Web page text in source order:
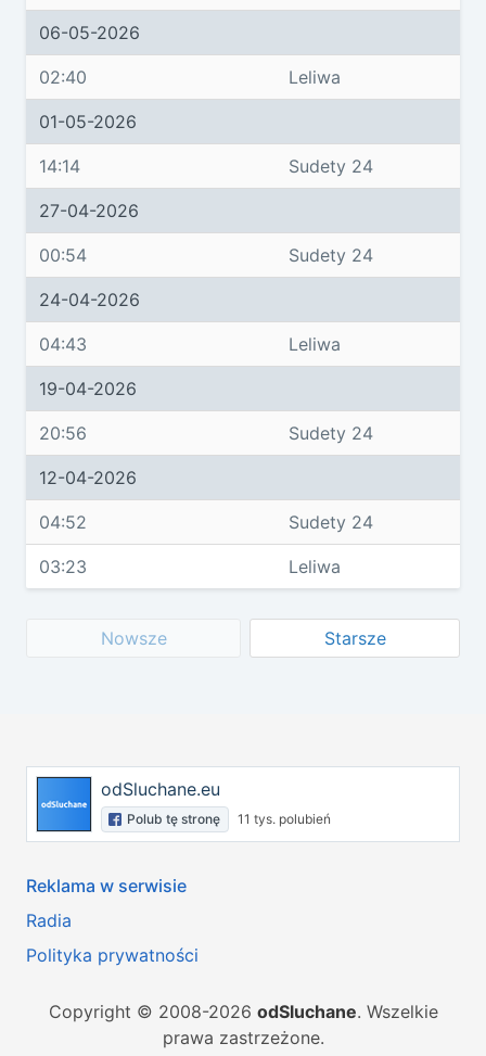
06-05-2026
02:40 Leliwa
01-05-2026
14:14 Sudety 24
27-04-2026
00:54 Sudety 24
24-04-2026
04:43 Leliwa
19-04-2026
20:56 Sudety 24
12-04-2026
04:52 Sudety 24
03:23 Leliwa
Nowsze Starsze
odSluchane.eu
Polub tę stronę 11 tys. polubień
Reklama w serwisie
Radia
Polityka prywatności
Copyright © 2008-2026 odSluchane. Wszelkie
prawa zastrzeżone.